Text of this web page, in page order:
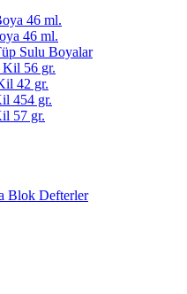
46 ml.
46 ml.
Sulu Boyalar
Kil 56 gr.
42 gr.
454 gr.
57 gr.
Blok Defterler